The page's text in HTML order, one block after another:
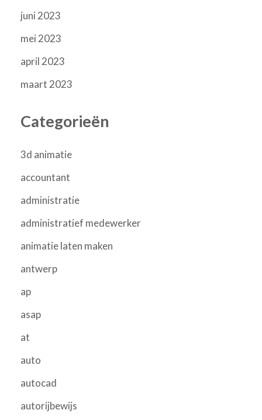
juni 2023
mei 2023
april 2023
maart 2023
Categorieën
3d animatie
accountant
administratie
administratief medewerker
animatie laten maken
antwerp
ap
asap
at
auto
autocad
autorijbewijs